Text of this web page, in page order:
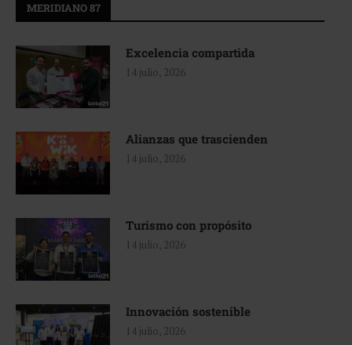
MERIDIANO 87
Excelencia compartida
14 julio, 2026
Alianzas que trascienden
14 julio, 2026
Turismo con propósito
14 julio, 2026
Innovación sostenible
14 julio, 2026